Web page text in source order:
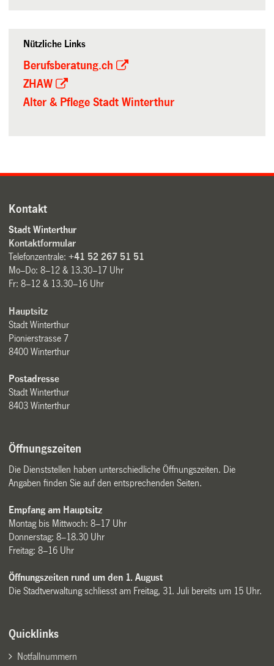
Nützliche Links
Berufsberatung.ch
ZHAW
Alter & Pflege Stadt Winterthur
Kontakt
Stadt Winterthur
Kontaktformular
Telefonzentrale:+41 52 267 51 51
Mo–Do: 8–12 & 13.30–17 Uhr
Fr: 8–12 & 13.30–16 Uhr
Hauptsitz
Stadt Winterthur
Pionierstrasse 7
8400 Winterthur
Postadresse
Stadt Winterthur
8403 Winterthur
Öffnungszeiten
Die Dienststellen haben unterschiedliche Öffnungszeiten. Die
Angaben finden Sie auf den entsprechenden Seiten.
Empfang am Hauptsitz
Montag bis Mittwoch: 8–17 Uhr
Donnerstag: 8–18.30 Uhr
Freitag: 8–16 Uhr
Öffnungszeiten rund um den 1. August
Die Stadtverwaltung schliesst am Freitag, 31. Juli bereits um 15 Uhr.
Quicklinks
Notfallnummern